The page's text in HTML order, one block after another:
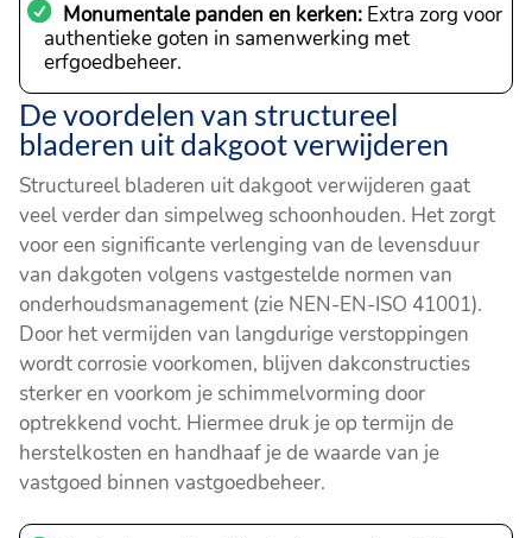
Monumentale panden en kerken: Extra zorg voor
authentieke goten in samenwerking met
erfgoedbeheer.
De voordelen van structureel
bladeren uit dakgoot verwijderen
Structureel bladeren uit dakgoot verwijderen gaat
veel verder dan simpelweg schoonhouden. Het zorgt
voor een significante verlenging van de levensduur
van dakgoten volgens vastgestelde normen van
onderhoudsmanagement (zie NEN-EN-ISO 41001).
Door het vermijden van langdurige verstoppingen
wordt corrosie voorkomen, blijven dakconstructies
sterker en voorkom je schimmelvorming door
optrekkend vocht. Hiermee druk je op termijn de
herstelkosten en handhaaf je de waarde van je
vastgoed binnen vastgoedbeheer.